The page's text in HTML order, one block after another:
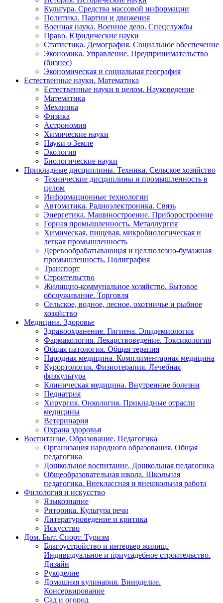
Культура. Средства массовой информации
Политика. Партии и движения
Военная наука. Военное дело. Спецслужбы
Право. Юридические науки
Статистика. Демография. Социальное обеспечение
Экономика. Управление. Предпринимательство
(бизнес)
Экономическая и социальная география
Естественные науки. Математика
Естественные науки в целом. Науковедение
Математика
Механика
Физика
Астрономия
Химические науки
Науки о Земле
Экология
Биологические науки
Прикладные дисциплины. Техника. Сельское хозяйство
Технические дисциплины и промышленность в
целом
Информационные технологии
Автоматика. Радиоэлектроника. Связь
Энергетика. Машиностроение. Приборостроение
Горная промышленность. Металлургия
Химическая, пищевая, микробиологическая и
легкая промышленность
Деревообрабатывающая и целлюлозно-бумажная
промышленность. Полиграфия
Транспорт
Строительство
Жилищно-коммунальное хозяйство. Бытовое
обслуживание. Торговля
Сельское, водное, лесное, охотничье и рыбное
хозяйство
Медицина. Здоровье
Здравоохранение. Гигиена. Эпидемиология
Фармакология. Лекарствоведение. Токсикология
Общая патология. Общая терапия
Народная медицина. Комплиментарная медицина
Курортология. Физиотерапия. Лечебная
физкультура
Клиническая медицина. Внутренние болезни
Педиатрия
Хирургия. Онкология. Прикладные отрасли
медицины
Ветеринария
Охрана здоровья
Воспитание. Образование. Педагогика
Организация народного образования. Общая
педагогика
Дошкольное воспитание. Дошкольная педагогика
Общеобразовательная школа. Школьная
педагогика. Внеклассная и внешкольная работа
Филология и искусство
Языкознание
Риторика. Культура речи
Литературоведение и критика
Искусство
Дом. Быт. Спорт. Туризм
Благоустройство и интерьер жилищ.
Индивидуальное и приусадебное строительство.
Дизайн
Рукоделие
Домашняя кулинария. Виноделие.
Консервирование
Сад и огород